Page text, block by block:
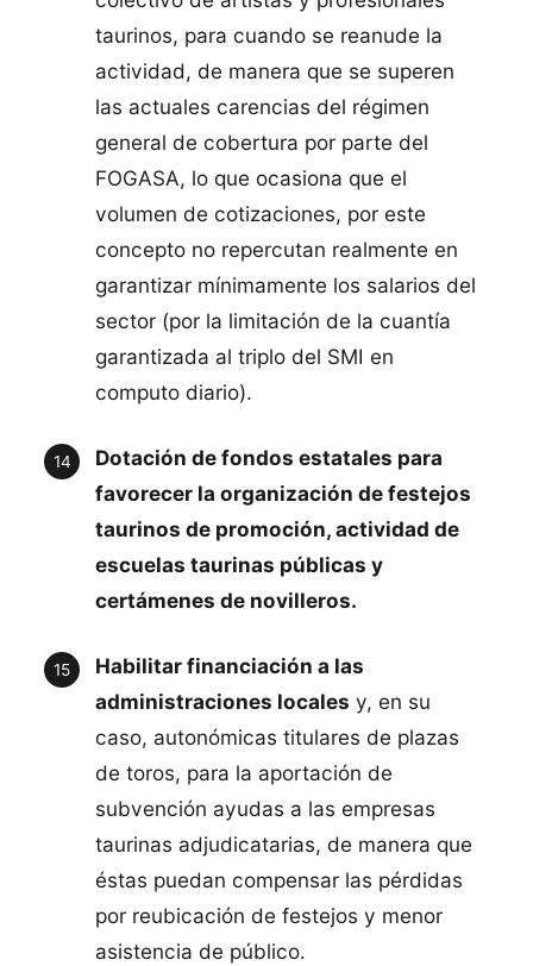
taurinos, para cuando se reanude la
actividad, de manera que se superen
las actuales carencias del régimen
general de cobertura por parte del
FOGASA, lo que ocasiona que el
volumen de cotizaciones, por este
concepto no repercutan realmente en
garantizar mínimamente los salarios del
sector (por la limitación de la cuantía
garantizada al triplo del SMI en
computo diario).
Dotación de fondos estatales para
favorecer la organización de festejos
taurinos de promoción, actividad de
escuelas taurinas públicas y
certámenes de novilleros.
Habilitar financiación a las
administraciones locales y, en su
caso, autonómicas titulares de plazas
de toros, para la aportación de
subvención ayudas a las empresas
taurinas adjudicatarias, de manera que
éstas puedan compensar las pérdidas
por reubicación de festejos y menor
asistencia de público.